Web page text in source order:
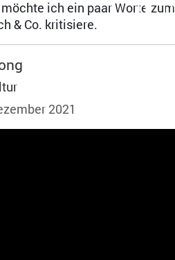
Dr.
ich ein paar Worte
& Co. kritisiere.
2021